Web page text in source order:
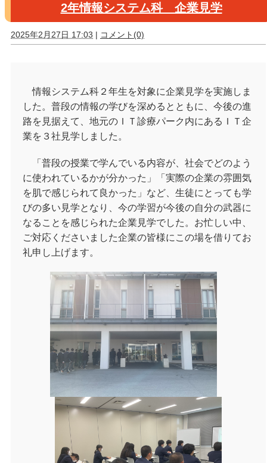
2年情報システム科 企業見学
2025年2月27日 17:03 | コメント(0)
情報システム科２年生を対象に企業見学を実施しま
した。普段の情報の学びを深めるとともに、今後の進
路を見据えて、地元のＩＴ診療パーク内にあるＩＴ企
業を３社見学しました。
「普段の授業で学んでいる内容が、社会でどのよう
に使われているかが分かった」「実際の企業の雰囲気
を肌で感じられて良かった」など、生徒にとっても学
びの多い見学となり、今の学習が今後の自分の武器に
なることを感じられた企業見学でした。お忙しい中、
ご対応くださいました企業の皆様にこの場を借りてお
礼申し上げます。